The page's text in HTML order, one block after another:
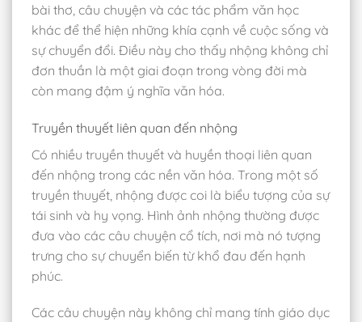
bài thơ, câu chuyện và các tác phẩm văn học
khác để thể hiện những khía cạnh về cuộc sống và
sự chuyển đổi. Điều này cho thấy nhộng không chỉ
đơn thuần là một giai đoạn trong vòng đời mà
còn mang đậm ý nghĩa văn hóa.
Truyền thuyết liên quan đến nhộng
Có nhiều truyền thuyết và huyền thoại liên quan
đến nhộng trong các nền văn hóa. Trong một số
truyền thuyết, nhộng được coi là biểu tượng của sự
tái sinh và hy vọng. Hình ảnh nhộng thường được
đưa vào các câu chuyện cổ tích, nơi mà nó tượng
trưng cho sự chuyển biến từ khổ đau đến hạnh
phúc.
Các câu chuyện này không chỉ mang tính giáo dục